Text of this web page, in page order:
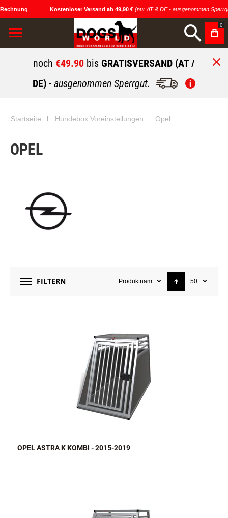
Kostenloser Versand ab 49,90 €(nur AT & DE - ausgenommen
0
noch €49.90 bis GRATISVERSAND (AT /
DE) - ausgenommen Sperrgut.
Startseite Hundebox Voreinstellungen Opel
OPEL
FILTERN Produktname 50
OPEL ASTRA K KOMBI - 2015-2019